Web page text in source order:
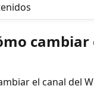
el canal del